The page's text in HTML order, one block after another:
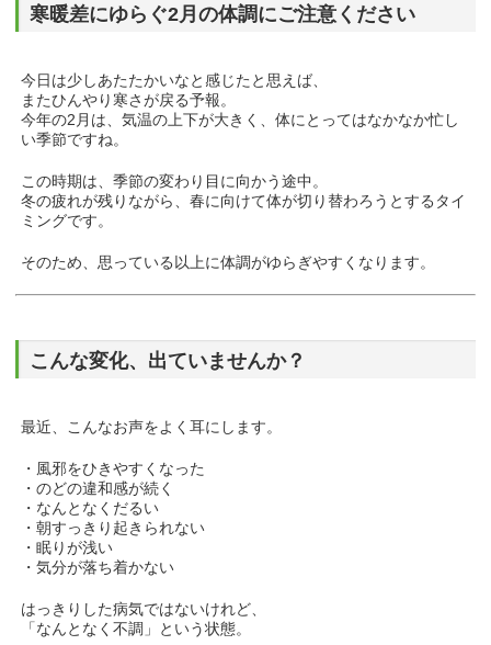
寒暖差にゆらぐ2月の体調にご注意ください
今日は少しあたたかいなと感じたと思えば、
またひんやり寒さが戻る予報。
今年の2月は、気温の上下が大きく、体にとってはなかなか忙し
い季節ですね。
この時期は、季節の変わり目に向かう途中。
冬の疲れが残りながら、春に向けて体が切り替わろうとするタイ
ミングです。
そのため、思っている以上に体調がゆらぎやすくなります。
こんな変化、出ていませんか？
最近、こんなお声をよく耳にします。
・風邪をひきやすくなった
・のどの違和感が続く
・なんとなくだるい
・朝すっきり起きられない
・眠りが浅い
・気分が落ち着かない
はっきりした病気ではないけれど、
「なんとなく不調」という状態。